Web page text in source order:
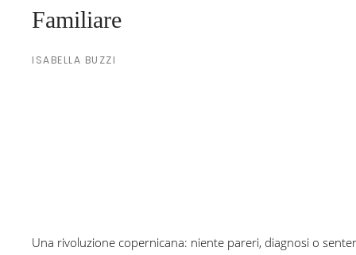
Familiare
ISABELLA BUZZI
Una rivoluzione copernicana: niente pareri, diagnosi o